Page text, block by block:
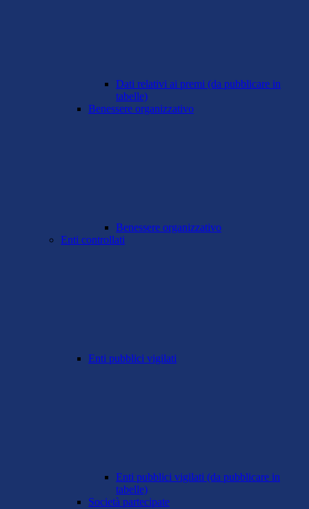
Dati relativi ai premi (da pubblicare in
tabelle)
Benessere organizzativo
Benessere organizzativo
Enti controllati
Enti pubblici vigilati
Enti pubblici vigilati (da pubblicare in
tabelle)
Società partecipate